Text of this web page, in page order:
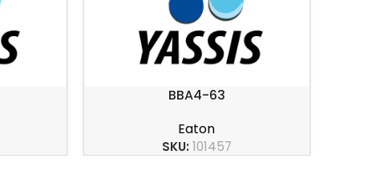
BBA4-63
Eaton
SKU:101457